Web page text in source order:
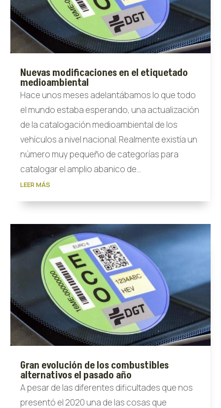
Nuevas modificaciones en el etiquetado
medioambiental
Hace unos meses adelantábamos lo que todo
el mundo estaba esperando, una actualización
de la catalogación medioambiental de los
vehículos a nivel nacional. Realmente existía un
número muy pequeño de categorías para
catalogar el amplio abanico de...
LEER MÁS
Gran evolución de los combustibles
alternativos el pasado año
A pesar de las diferentes dificultades que nos
presentó el 2020 una de las cosas que